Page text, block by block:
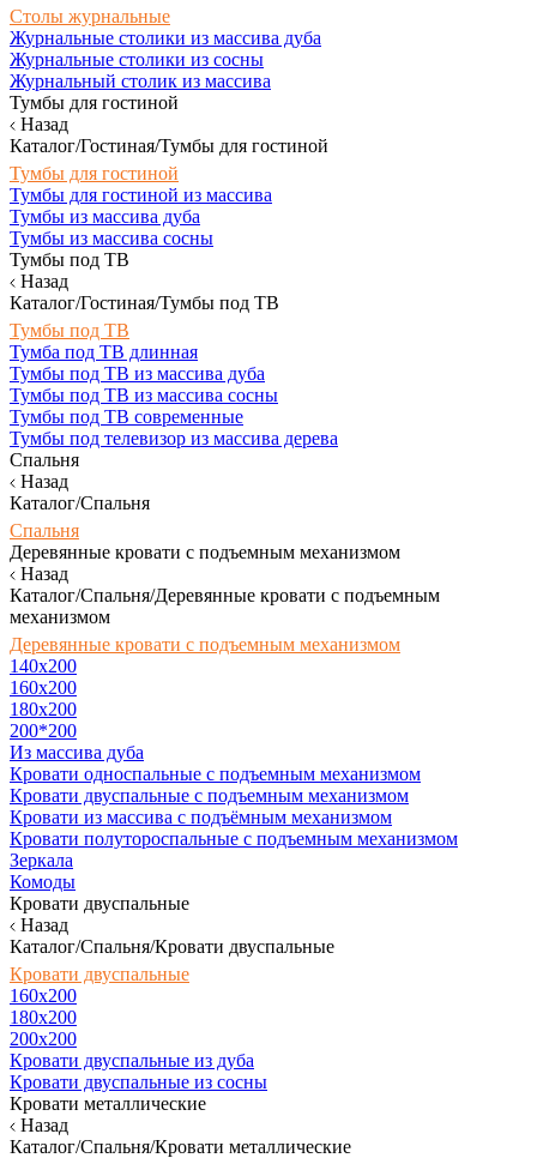
Столы журнальные
Журнальные столики из массива дуба
Журнальные столики из сосны
Журнальный столик из массива
Тумбы для гостиной
Назад
Каталог/Гостиная/Тумбы для гостиной
Тумбы для гостиной
Тумбы для гостиной из массива
Тумбы из массива дуба
Тумбы из массива сосны
Тумбы под ТВ
Назад
Каталог/Гостиная/Тумбы под ТВ
Тумбы под ТВ
Тумба под ТВ длинная
Тумбы под ТВ из массива дуба
Тумбы под ТВ из массива сосны
Тумбы под ТВ современные
Тумбы под телевизор из массива дерева
Спальня
Назад
Каталог/Спальня
Спальня
Деревянные кровати с подъемным механизмом
Назад
Каталог/Спальня/Деревянные кровати с подъемным
механизмом
Деревянные кровати с подъемным механизмом
140x200
160х200
180х200
200*200
Из массива дуба
Кровати односпальные с подъемным механизмом
Кровати двуспальные с подъемным механизмом
Кровати из массива с подъёмным механизмом
Кровати полутороспальные с подъемным механизмом
Зеркала
Комоды
Кровати двуспальные
Назад
Каталог/Спальня/Кровати двуспальные
Кровати двуспальные
160х200
180x200
200x200
Кровати двуспальные из дуба
Кровати двуспальные из сосны
Кровати металлические
Назад
Каталог/Спальня/Кровати металлические